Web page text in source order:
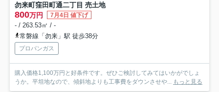
勿来町窪田町通二丁目 売土地
800万円 7月4日 値下げ
- / 263.53㎡ / -
常磐線「勿来」駅 徒歩38分
プロパンガス
購入価格1,100万円と好条件です。ぜひご検討してみてはいかがでしょ
うか。平坦地なので、傾斜地よりも工事費をダウンさせや... もっと見る